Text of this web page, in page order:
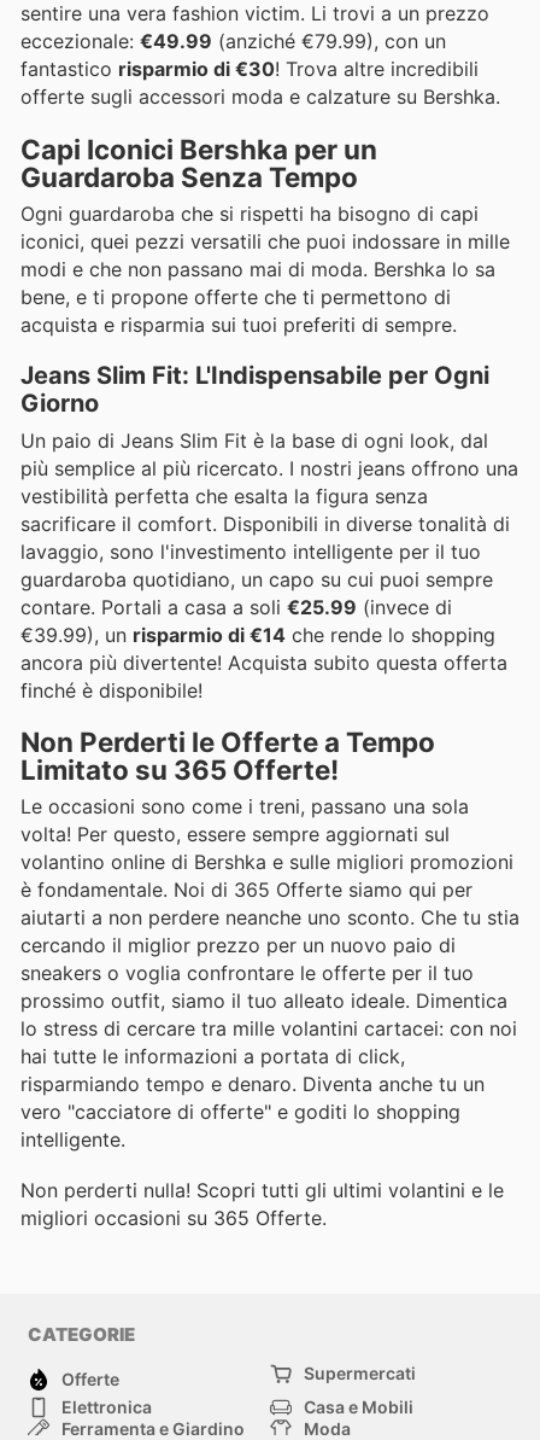
sentire una vera fashion victim. Li trovi a un prezzo
eccezionale: €49.99 (anziché €79.99), con un
fantastico risparmio di €30! Trova altre incredibili
offerte sugli accessori moda e calzature su Bershka.
Capi Iconici Bershka per un
Guardaroba Senza Tempo
Ogni guardaroba che si rispetti ha bisogno di capi
iconici, quei pezzi versatili che puoi indossare in mille
modi e che non passano mai di moda. Bershka lo sa
bene, e ti propone offerte che ti permettono di
acquista e risparmia sui tuoi preferiti di sempre.
Jeans Slim Fit: L'Indispensabile per Ogni
Giorno
Un paio di Jeans Slim Fit è la base di ogni look, dal
più semplice al più ricercato. I nostri jeans offrono una
vestibilità perfetta che esalta la figura senza
sacrificare il comfort. Disponibili in diverse tonalità di
lavaggio, sono l'investimento intelligente per il tuo
guardaroba quotidiano, un capo su cui puoi sempre
contare. Portali a casa a soli €25.99 (invece di
€39.99), un risparmio di €14 che rende lo shopping
ancora più divertente! Acquista subito questa offerta
finché è disponibile!
Non Perderti le Offerte a Tempo
Limitato su 365 Offerte!
Le occasioni sono come i treni, passano una sola
volta! Per questo, essere sempre aggiornati sul
volantino online di Bershka e sulle migliori promozioni
è fondamentale. Noi di 365 Offerte siamo qui per
aiutarti a non perdere neanche uno sconto. Che tu stia
cercando il miglior prezzo per un nuovo paio di
sneakers o voglia confrontare le offerte per il tuo
prossimo outfit, siamo il tuo alleato ideale. Dimentica
lo stress di cercare tra mille volantini cartacei: con noi
hai tutte le informazioni a portata di click,
risparmiando tempo e denaro. Diventa anche tu un
vero "cacciatore di offerte" e goditi lo shopping
intelligente.
Non perderti nulla! Scopri tutti gli ultimi volantini e le
migliori occasioni su 365 Offerte.
CATEGORIE
Offerte
Supermercati
Elettronica
Casa e Mobili
Ferramenta e Giardino
Moda